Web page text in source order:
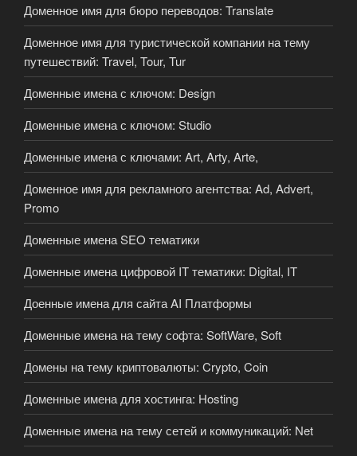
Доменное имя для бюро переводов: Translate
Доменное имя для туристической компании на тему
путешествий: Travel, Tour, Tur
Доменные имена с ключом: Design
Доменные имена с ключом: Studio
Доменные имена с ключами: Art, Arty, Arte,
Доменное имя для рекламного агентства: Ad, Advert,
Promo
Доменные имена SEO тематики
Доменные имена цифровой IT тематики: Digital, IT
Доенные имена для сайта AI Платформы
Доменные имена на тему софта: SoftWare, Soft
Домены на тему криптовалюты: Crypto, Coin
Доменные имена для хостинга: Hosting
Доменные имена на тему сетей и коммуникаций: Net